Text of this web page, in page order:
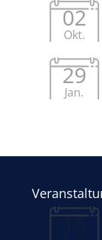
02
Okt.
29
Jan.
15